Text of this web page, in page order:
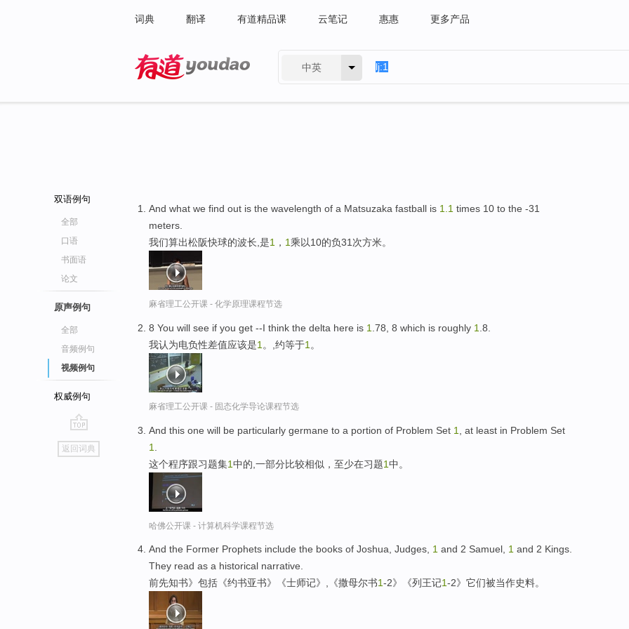
词典 翻译 有道精品课 云笔记 惠惠 更多产品
中英
双语例句
全部
口语
书面语
论文
原声例句
全部
音频例句
视频例句
权威例句
go
top
返回词典
And what we find out is the wavelength of a Matsuzaka fastball is 1. 1 times 10 to the -31
meters.
我们算出松阪快球的波长,是1 ， 1乘以10的负31次方米。
麻省理工公开课 - 化学原理课程节选
8 You will see if you get --I think the delta here is 1 .78, 8 which is roughly 1 .8.
我认为电负性差值应该是1 。,约等于1 。
麻省理工公开课 - 固态化学导论课程节选
And this one will be particularly germane to a portion of Problem Set 1
, at least in Problem Set
1
这个程序跟习题集1中的,一部分比较相似，至少在习题1中。
哈佛公开课 - 计算机科学课程节选
And the Former Prophets include the books of Joshua, Judges, 1 and 2 Samuel, 1 and 2 Kings.
They read as a historical narrative.
前先知书》包括《约书亚书》《士师记》,《撒母尔书1-2》《列王记1-2》它们被当作史料。